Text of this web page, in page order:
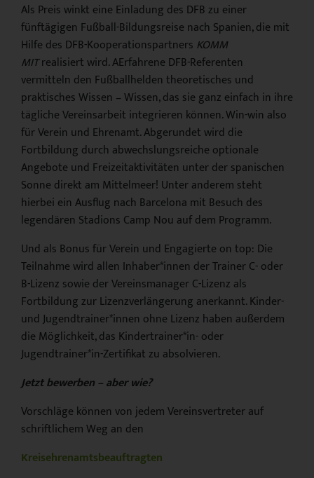
Als Preis winkt eine Einladung des DFB zu einer
fünftägigen Fußball-Bildungsreise nach Spanien, die mit
Hilfe des DFB-Kooperationspartners KOMM
MITrealisiert wird. AErfahrene DFB-Referenten
vermitteln den Fußballhelden theoretisches und
praktisches Wissen – Wissen, das sie ganz einfach in ihre
tägliche Vereinsarbeit integrieren können. Win-win also
für Verein und Ehrenamt. Abgerundet wird die
Fortbildung durch abwechslungsreiche optionale
Angebote und Freizeitaktivitäten unter der spanischen
Sonne direkt am Mittelmeer! Unter anderem steht
hierbei ein Ausflug nach Barcelona mit Besuch des
legendären Stadions Camp Nou auf dem Programm.
Und als Bonus für Verein und Engagierte on top: Die
Teilnahme wird allen Inhaber*innen der Trainer C- oder
B-Lizenz sowie der Vereinsmanager C-Lizenz als
Fortbildung zur Lizenzverlängerung anerkannt. Kinder-
und Jugendtrainer*innen ohne Lizenz haben außerdem
die Möglichkeit, das Kindertrainer*in- oder
Jugendtrainer*in-Zertifikat zu absolvieren.
Jetzt bewerben – aber wie?
Vorschläge können von jedem Vereinsvertreter auf
schriftlichem Weg an den
Kreisehrenamtsbeauftragten